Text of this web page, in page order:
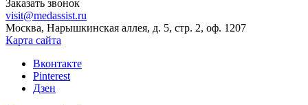
Заказать звонок
visit@medassist.ru
Москва, Нарышкинская аллея, д. 5, стр. 2, оф. 1207
Карта сайта
Вконтакте
Pinterest
Дзен